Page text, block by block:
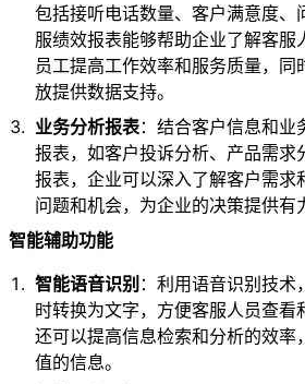
包括接听电话数量、客户满意度、
服绩效报表能够帮助企业了解客服
员工提高工作效率和服务质量，同
放提供数据支持。
业务分析报表：结合客户信息和业
报表，如客户投诉分析、产品需求
报表，企业可以深入了解客户需求
问题和机会，为企业的决策提供有
智能辅助功能
智能语音识别 ：利用语音识别技术
时转换为文字，方便客服人员查看
还可以提高信息检索和分析的效率
值的信息。